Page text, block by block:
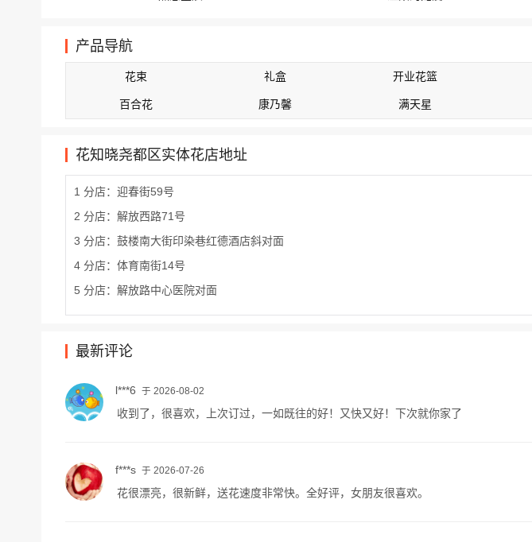
产品导航
花束 礼盒 开业花篮
百合花 康乃馨 满天星
花知晓尧都区实体花店地址
1 分店：迎春街59号
2 分店：解放西路71号
3 分店：鼓楼南大街印染巷红德酒店斜对面
4 分店：体育南街14号
5 分店：解放路中心医院对面
最新评论
l***6 于 2026-08-02
收到了，很喜欢，上次订过，一如既往的好！又快又好！下次就你家了
f***s 于 2026-07-26
花很漂亮，很新鲜，送花速度非常快。全好评，女朋友很喜欢。